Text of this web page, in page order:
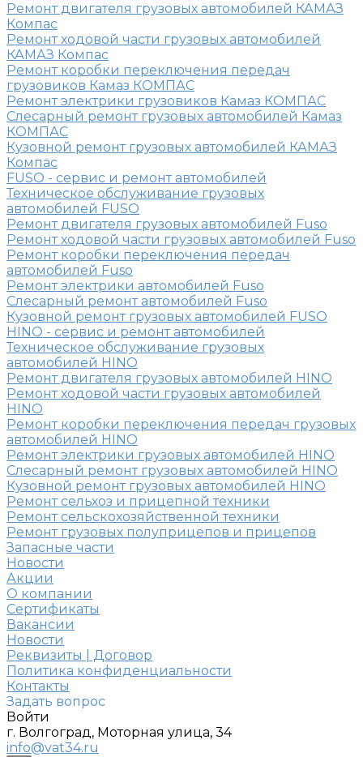
Ремонт двигателя грузовых автомобилей КАМАЗ
Компас
Ремонт ходовой части грузовых автомобилей
КАМАЗ Компас
Ремонт коробки переключения передач
грузовиков Камаз КОМПАС
Ремонт электрики грузовиков Камаз КОМПАС
Слесарный ремонт грузовых автомобилей Камаз
КОМПАС
Кузовной ремонт грузовых автомобилей КАМАЗ
Компас
FUSO - сервис и ремонт автомобилей
Техническое обслуживание грузовых
автомобилей FUSO
Ремонт двигателя грузовых автомобилей Fuso
Ремонт ходовой части грузовых автомобилей Fuso
Ремонт коробки переключения передач
автомобилей Fuso
Ремонт электрики автомобилей Fuso
Слесарный ремонт автомобилей Fuso
Кузовной ремонт грузовых автомобилей FUSO
HINO - сервис и ремонт автомобилей
Техническое обслуживание грузовых
автомобилей HINO
Ремонт двигателя грузовых автомобилей HINO
Ремонт ходовой части грузовых автомобилей
HINO
Ремонт коробки переключения передач грузовых
автомобилей HINO
Ремонт электрики грузовых автомобилей HINO
Слесарный ремонт грузовых автомобилей HINO
Кузовной ремонт грузовых автомобилей HINO
Ремонт сельхоз и прицепной техники
Ремонт сельскохозяйственной техники
Ремонт грузовых полуприцепов и прицепов
Запасные части
Новости
Акции
О компании
Сертификаты
Вакансии
Новости
Реквизиты | Договор
Политика конфиденциальности
Контакты
Задать вопрос
Войти
г. Волгоград, Моторная улица, 34
info@vat34.ru